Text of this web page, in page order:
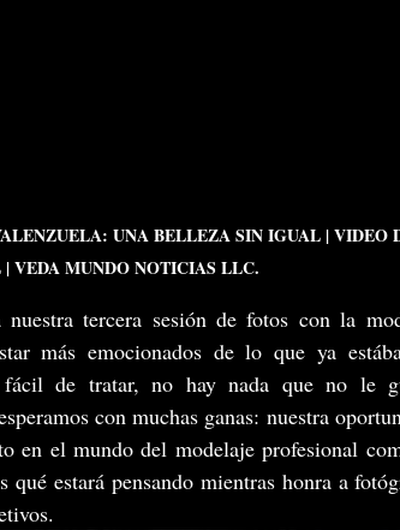
UNA BELLEZA SIN IGUAL | VIDEO
VEDA MUNDO NOTICIAS LLC.
tercera sesión de fotos con la
más emocionados de lo que ya
fácil de tratar, no hay nada que no le
con muchas ganas: nuestra
en el mundo del modelaje profesional
estará pensando mientras honra a